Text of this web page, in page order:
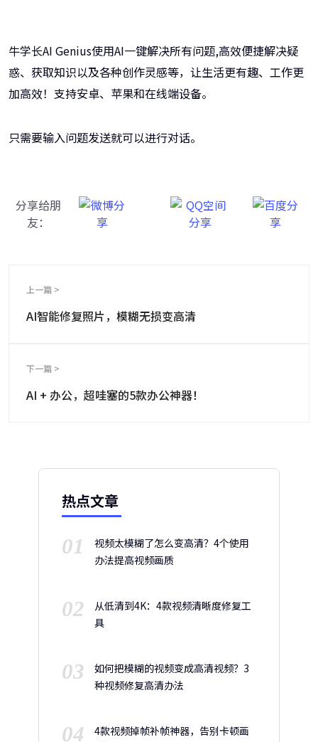
牛学长AI Genius使用AI一键解决所有问题,高效便捷解决疑
惑、获取知识以及各种创作灵感等，让生活更有趣、工作更
加高效！支持安卓、苹果和在线端设备。
只需要输入问题发送就可以进行对话。
分享给朋
友：
上一篇 >
AI智能修复照片，模糊无损变高清
下一篇 >
AI + 办公，超哇塞的5款办公神器！
热点文章
01
视频太模糊了怎么变高清？4个使用
办法提高视频画质
02
从低清到4K：4款视频清晰度修复工
具
03
如何把模糊的视频变成高清视频？3
种视频修复高清办法
04
4款视频掉帧补帧神器，告别卡顿画